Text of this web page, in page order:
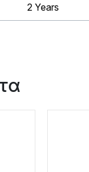
2 Years